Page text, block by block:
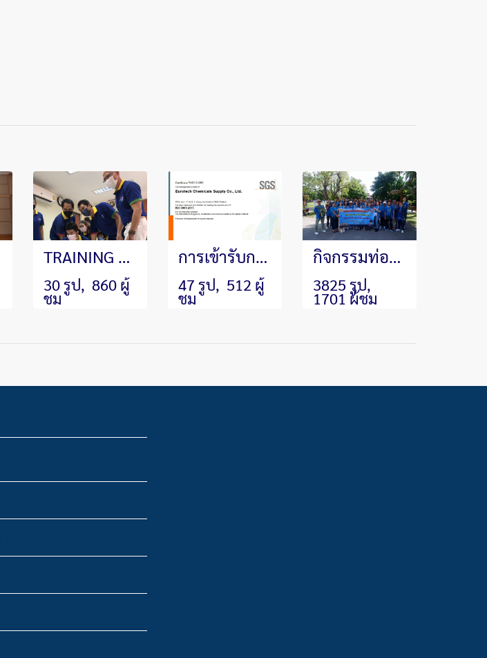
TRAINING ประจำปี 2023 หัวข้อ"การสร้างความรัก ความร่วมมือร่วมใจ สามัคคีและทำงานเป็นทีม
30 รูป, 860 ผู้
ชม
การเข้ารับการตรวจประเมินระบบคุณภาพมาตรฐานสากล ISO9001:2015 จาก SGS Thailand
47 รูป, 512 ผู้
ชม
กิจกรรมท่องเที่ยวและงานเลี้ยงสังสรรค์ประจำปี 2567 "Teams build dreams" Eurotech x Klong Klone
3825 รูป,
1701 ผู้ชม